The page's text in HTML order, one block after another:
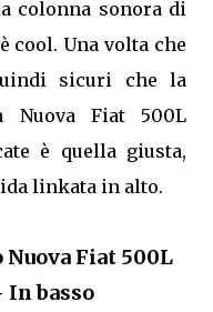
colonna sonora di
cool. Una volta che
sicuri che la
Nuova Fiat 500L
è quella giusta,
linkata in alto.
Fiat 500L
In basso